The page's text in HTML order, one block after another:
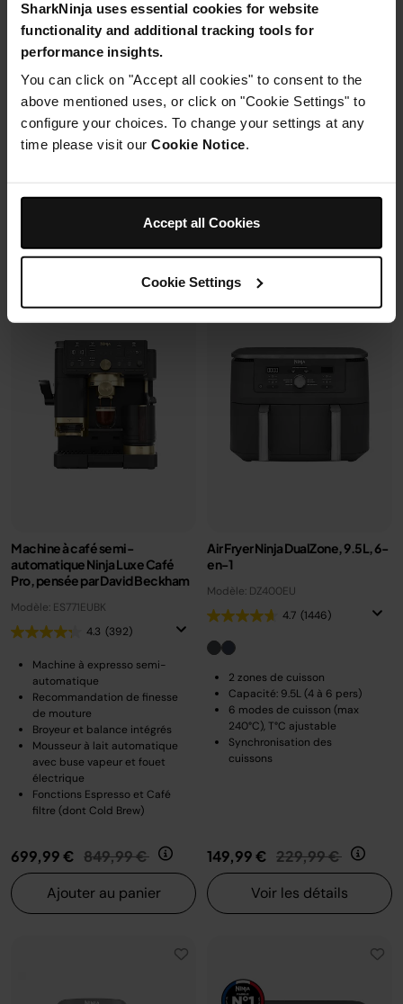
SharkNinja uses essential cookies for website
functionality and additional tracking tools for
performance insights.
You can click on "Accept all cookies" to consent to the
above mentioned uses, or click on "Cookie Settings" to
configure your choices. To change your settings at any
time please visit our Cookie Notice.
Accept all Cookies
Cookie Settings
Housse de protection offerte* avec
ce four à pizza.En savoir plus
259,99 €
2 cuves en verre (1.4L + 3.8L)
+2 couvercles
avec un même récipient.
Modulaire, compact, facile à
Machine à café semi-
automatique Ninja Luxe Café
Pro, pensée par David Beckham
Modèle: ES771EUBK
4.3 (392)
Machine à expresso semi-
automatique
Recommandation de finesse
de mouture
Broyeur et balance intégrés
Mousseur à lait automatique
avec buse vapeur et fouet
électrique
Fonctions Espresso et Café
filtre (dont Cold Brew)
699,99 € Prix réduit de
849,99 € au
Ajouter au panier
Air Fryer Ninja DualZone, 9.5L, 6-
en-1
Modèle: DZ400EU
4.7 (1446)
2 zones de cuisson
Capacité: 9.5L (4 à 6 pers)
6 modes de cuisson (max
240°C), T°C ajustable
Synchronisation des
cuissons
149,99 € Prix réduit de
229,99 € au
Voir les détails